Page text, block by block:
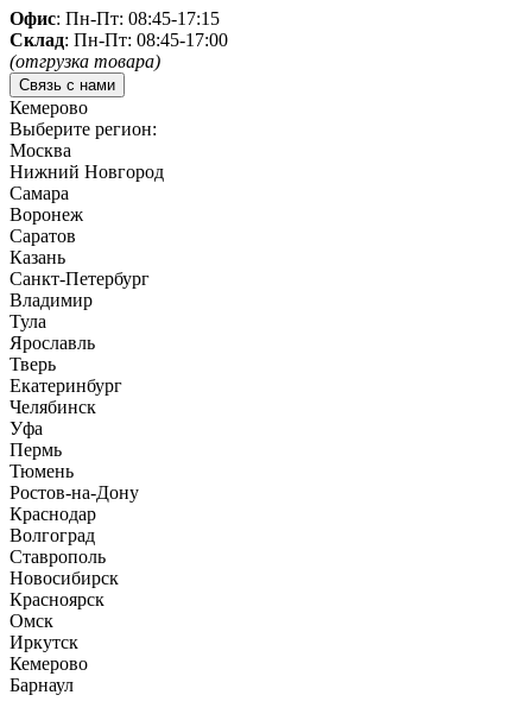
Офис: Пн-Пт: 08:45-17:15
Склад: Пн-Пт: 08:45-17:00
(отгрузка товара)
Связь с нами
Кемерово
Выберите регион:
Москва
Нижний Новгород
Самара
Воронеж
Саратов
Казань
Санкт-Петербург
Владимир
Тула
Ярославль
Тверь
Екатеринбург
Челябинск
Уфа
Пермь
Тюмень
Ростов-на-Дону
Краснодар
Волгоград
Ставрополь
Новосибирск
Красноярск
Омск
Иркутск
Кемерово
Барнаул